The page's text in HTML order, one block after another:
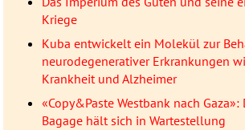
Kriege
Kuba entwickelt ein Molekül zur
neurodegenerativer Erkrankungen
Krankheit und Alzheimer
«Copy&Paste Westbank nach Gaza»:
Bagage hält sich in Wartestellung